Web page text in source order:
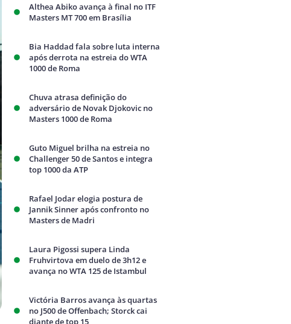
Althea Abiko avança à final no ITF
Masters MT 700 em Brasília
Bia Haddad fala sobre luta interna
após derrota na estreia do WTA
1000 de Roma
Chuva atrasa definição do
adversário de Novak Djokovic no
Masters 1000 de Roma
Guto Miguel brilha na estreia no
Challenger 50 de Santos e integra
top 1000 da ATP
Rafael Jodar elogia postura de
Jannik Sinner após confronto no
Masters de Madri
Laura Pigossi supera Linda
Fruhvirtova em duelo de 3h12 e
avança no WTA 125 de Istambul
Victória Barros avança às quartas
no J500 de Offenbach; Storck cai
diante de top 15